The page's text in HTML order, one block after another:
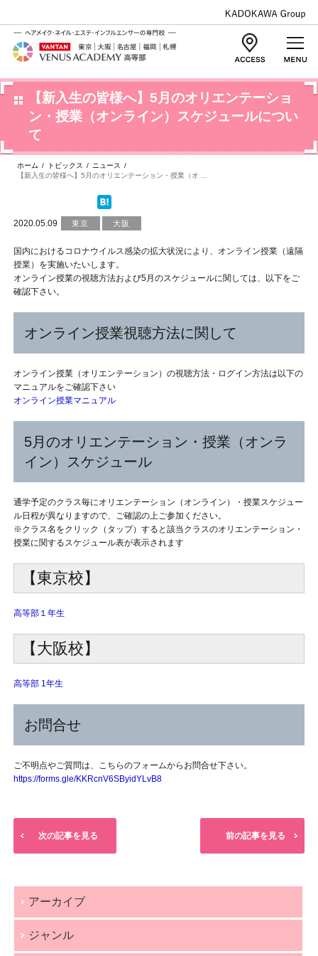
【新入生の皆様へ】5月のオリエンテーショ
ン・授業（オンライン）スケジュールについ
て
ホーム / トピックス / ニュース
/
【新入生の皆様へ】5月のオリエンテーション・授業（オ ...
2020.05.09 東京 大阪
国内におけるコロナウイルス感染の拡大状況により、オンライン授業（遠隔
授業） を実施いたいします。
オンライン授業の視聴方法および5月のスケジュールに関しては、以下をご
確認下さい。
オンライン授業視聴方法に関して
オンライン授業（オリエンテーション）の視聴方法・ログイン方法は以下の
マニュアルをご確認下さい
オンライン授業マニュアル
5月のオリエンテーション・授業（オンラ
イン）スケジュール
通学予定のクラス毎にオリエンテーション（オンライン）・授業スケジュー
ル日程が異なりますので、ご確認の上ご参加ください。
※クラス名をクリック（タップ）すると該当クラスのオリエンテーション・
授業に関するスケジュール表が表示されます
【東京校】
高等部１年生
【大阪校】
高等部 1年生
お問合せ
ご不明点やご質問は、こちらのフォームからお問合せ下さい。
https://forms.gle/KKRcnV6SByidYLvB8
次の記事を見る 前の記事を見る
アーカイブ
ジャンル